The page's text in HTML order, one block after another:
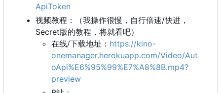
ApiToken
视频教程：（我操作很慢，自行倍速/快进，
Secret版的教程，将就看吧）
在线/下载地址： https://kino-
onemanager.herokuapp.com/Video/Aut
oApi%E6%95%99%E7%A8%8B.mp4?
preview